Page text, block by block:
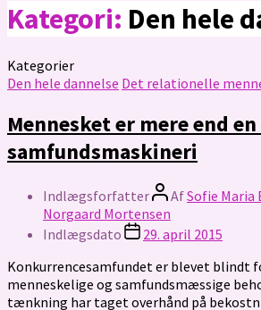
Kategori: Den hele
Kategorier
Den hele dannelse Det relationelle
Mennesket er mere end
samfundsmaskineri
Indlægsforfatter AfSofie Maria
Norgaard Mortensen
Indlægsdato
29. april 2015
Konkurrencesamfundet er blevet blindt
menneskelige og samfundsmæssige
tænkning har taget overhånd på